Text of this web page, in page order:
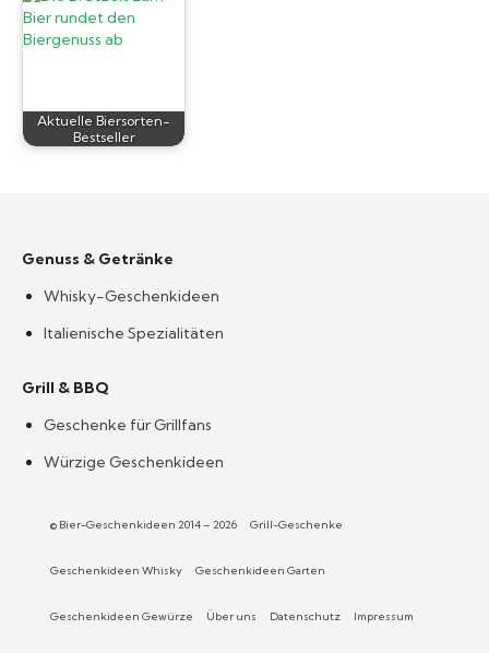
Aktuelle Biersorten-
Bestseller
Genuss & Getränke
Whisky-Geschenkideen
Italienische Spezialitäten
Grill & BBQ
Geschenke für Grillfans
Würzige Geschenkideen
© Bier-Geschenkideen 2014 – 2026 Grill-Geschenke
Geschenkideen Whisky Geschenkideen Garten
Geschenkideen Gewürze Über uns Datenschutz Impressum